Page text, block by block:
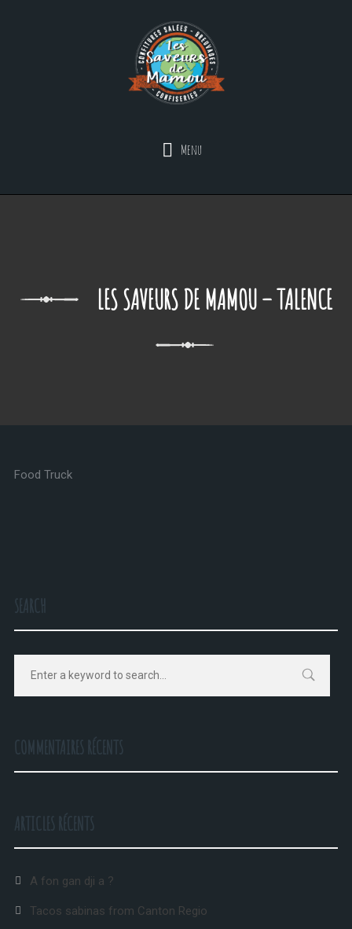
Menu
LES SAVEURS DE MAMOU – TALENCE
Food Truck
SEARCH
COMMENTAIRES RÉCENTS
ARTICLES RÉCENTS
A fon gan dji a ?
Tacos sabinas from Canton Regio